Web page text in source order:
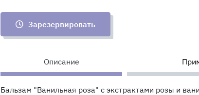
Зарезервировать
Описание
Бальзам "Ванильная роза" с экстрактами розы и